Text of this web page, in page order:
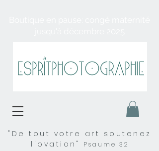
"De tout votre art soutenez
l'ovation"
Psaume 32